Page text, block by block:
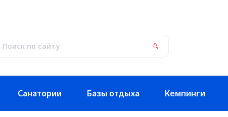
Санатории Базы отдыха Кемпинги